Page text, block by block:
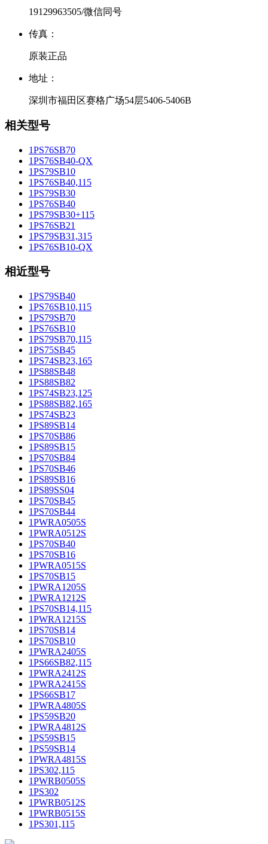
19129963505/微信同号
传真：
原装正品
地址：
深圳市福田区赛格广场54层5406-5406B
相关型号
1PS76SB70
1PS76SB40-QX
1PS79SB10
1PS76SB40,115
1PS79SB30
1PS76SB40
1PS79SB30+115
1PS76SB21
1PS79SB31,315
1PS76SB10-QX
相近型号
1PS79SB40
1PS76SB10,115
1PS79SB70
1PS76SB10
1PS79SB70,115
1PS75SB45
1PS74SB23,165
1PS88SB48
1PS88SB82
1PS74SB23,125
1PS88SB82,165
1PS74SB23
1PS89SB14
1PS70SB86
1PS89SB15
1PS70SB84
1PS70SB46
1PS89SB16
1PS89SS04
1PS70SB45
1PS70SB44
1PWRA0505S
1PWRA0512S
1PS70SB40
1PS70SB16
1PWRA0515S
1PS70SB15
1PWRA1205S
1PWRA1212S
1PS70SB14,115
1PWRA1215S
1PS70SB14
1PS70SB10
1PWRA2405S
1PS66SB82,115
1PWRA2412S
1PWRA2415S
1PS66SB17
1PWRA4805S
1PS59SB20
1PWRA4812S
1PS59SB15
1PS59SB14
1PWRA4815S
1PS302,115
1PWRB0505S
1PS302
1PWRB0512S
1PWRB0515S
1PS301,115